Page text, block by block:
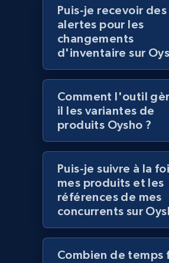
category URL or brand URL
URL, Title, Rating, Reviews, Initial
price, Currency, Stock, and more.
991+ 165+
Lazada - Products - Discover
seller URL
price, Currency, Stock, and more.
Puis-je recevoir des
alertes pour les
changements
d'inventaire sur
Comment l'outil
il les variantes de
produits Oysho ?
Puis-je suivre à la
mes produits et les
références de mes
concurrents sur
Combien de temps